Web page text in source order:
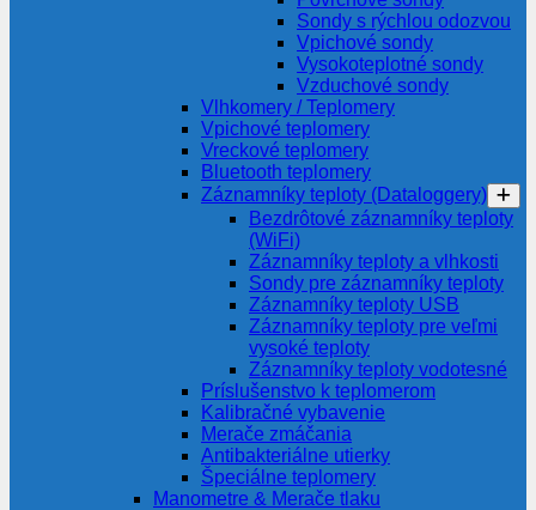
Sondy s rýchlou odozvou
Vpichové sondy
Vysokoteplotné sondy
Vzduchové sondy
Vlhkomery / Teplomery
Vpichové teplomery
Vreckové teplomery
Bluetooth teplomery
Záznamníky teploty (Dataloggery)
Bezdrôtové záznamníky teploty
(WiFi)
Záznamníky teploty a vlhkosti
Sondy pre záznamníky teploty
Záznamníky teploty USB
Záznamníky teploty pre veľmi
vysoké teploty
Záznamníky teploty vodotesné
Príslušenstvo k teplomerom
Kalibračné vybavenie
Merače zmáčania
Antibakteriálne utierky
Špeciálne teplomery
Manometre & Merače tlaku